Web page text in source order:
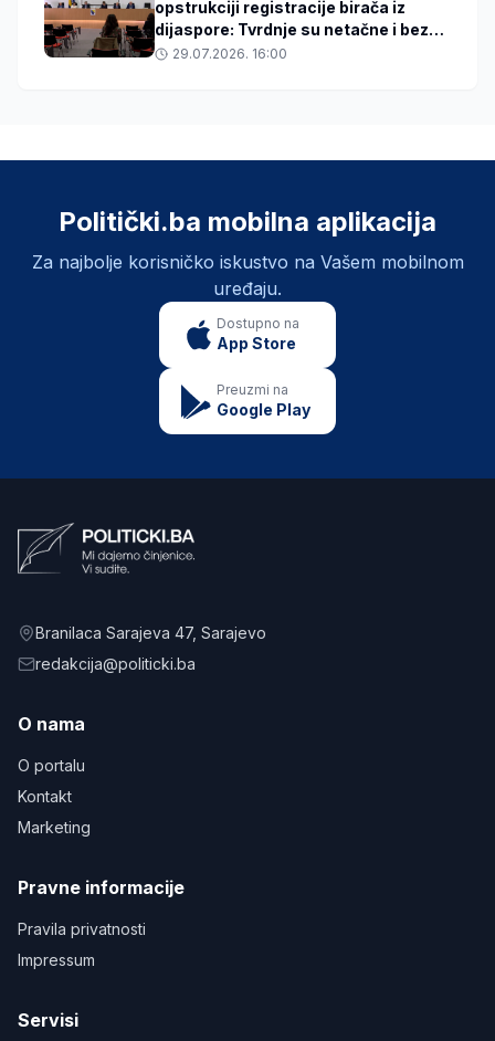
opstrukciji registracije birača iz
dijaspore: Tvrdnje su netačne i bez
dokaza
29.07.2026. 16:00
Politički.ba mobilna aplikacija
Za najbolje korisničko iskustvo na Vašem mobilnom
uređaju.
Dostupno na
App Store
Preuzmi na
Google Play
Branilaca Sarajeva 47, Sarajevo
redakcija@politicki.ba
O nama
O portalu
Kontakt
Marketing
Pravne informacije
Pravila privatnosti
Impressum
Servisi